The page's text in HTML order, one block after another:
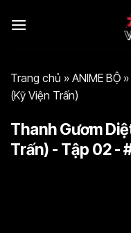
qua
Trang chủ » ANIME BỘ »
(Kỹ Viện Trấn)
Thanh Gươm
Trấn) - Tập 02 -